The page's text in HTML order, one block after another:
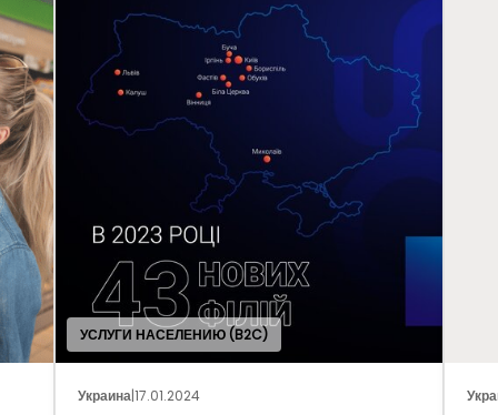
УСЛУГИ НАСЕЛЕНИЮ (B2C)
Украина|17.01.2024